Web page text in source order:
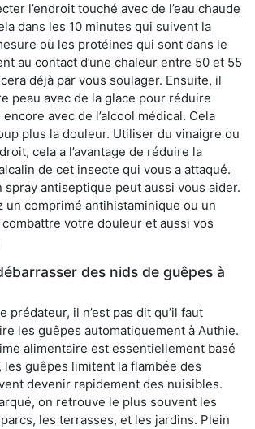
l’endroit touché avec de l’eau chaude
dans les 10 minutes qui suivent la
où les protéines qui sont dans le
au contact d’une chaleur entre 50 et 55
déjà par vous soulager. Ensuite, il
peau avec de la glace pour réduire
encore avec de l’alcool médical. Cela
plus la douleur. Utiliser du vinaigre ou
cela a l’avantage de réduire la
de cet insecte qui vous a attaqué.
spray antiseptique peut aussi vous aider.
un comprimé antihistaminique ou un
votre douleur et aussi vos
des nids de guêpes à
prédateur, il n’est pas dit qu’il faut
les guêpes automatiquement à Authie.
alimentaire est essentiellement basé
les guêpes limitent la flambée des
devenir rapidement des nuisibles.
on retrouve le plus souvent les
les terrasses, et les jardins. Plein